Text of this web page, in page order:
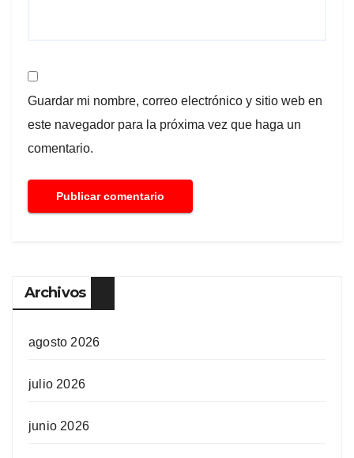
Guardar mi nombre, correo electrónico y sitio web en
este navegador para la próxima vez que haga un
comentario.
Archivos
agosto 2026
julio 2026
junio 2026